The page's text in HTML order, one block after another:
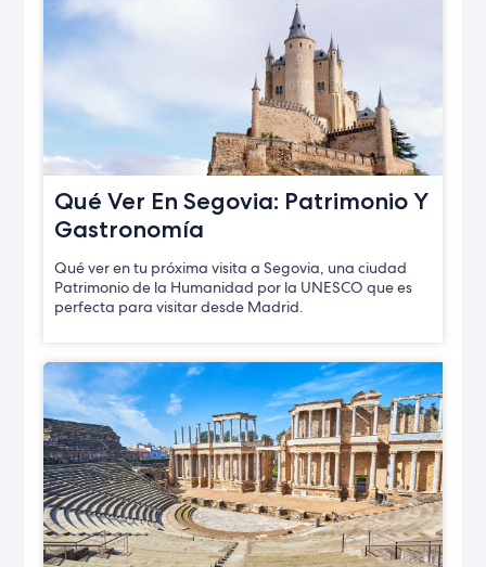
Qué Ver En Segovia: Patrimonio Y
Gastronomía
Qué ver en tu próxima visita a Segovia, una ciudad
Patrimonio de la Humanidad por la UNESCO que es
perfecta para visitar desde Madrid.